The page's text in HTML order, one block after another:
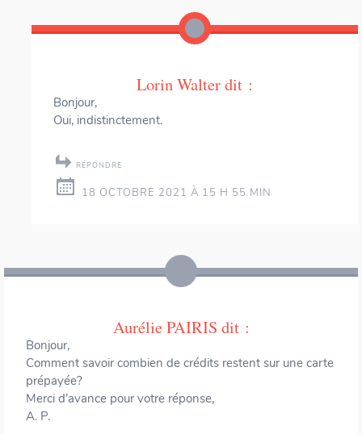
Lorin Walterdit :
Bonjour,
Oui, indistinctement.
RÉPONDRE
18 OCTOBRE 2021 À 15 H 55 MIN
Aurélie PAIRIS dit :
Bonjour,
Comment savoir combien de crédits restent sur une carte
prépayée?
Merci d’avance pour votre réponse,
A. P.